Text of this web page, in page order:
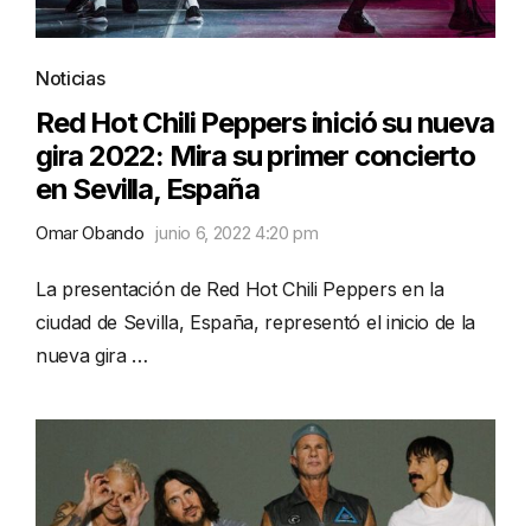
Noticias
Red Hot Chili Peppers inició su nueva
gira 2022: Mira su primer concierto
en Sevilla, España
Omar Obando junio 6, 2022 4:20 pm
La presentación de Red Hot Chili Peppers en la
ciudad de Sevilla, España, representó el inicio de la
nueva gira …